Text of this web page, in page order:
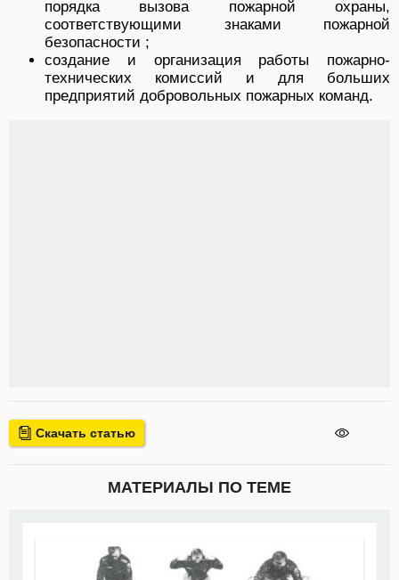
порядка вызова пожарной охраны,
соответствующими знаками пожарной
безопасности ;
создание и организация работы пожарно-
технических комиссий и для больших
предприятий добровольных пожарных команд.
Скачать статью
МАТЕРИАЛЫ ПО ТЕМЕ